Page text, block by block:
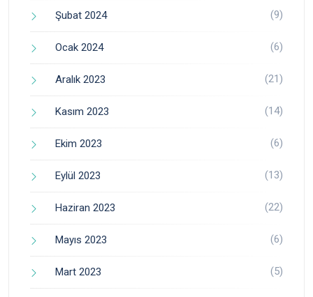
Şubat 2024 (9)
Ocak 2024 (6)
Aralık 2023 (21)
Kasım 2023 (14)
Ekim 2023 (6)
Eylül 2023 (13)
Haziran 2023 (22)
Mayıs 2023 (6)
Mart 2023 (5)